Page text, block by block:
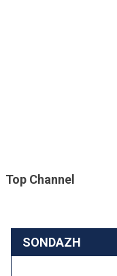
Top Channel
SONDAZH